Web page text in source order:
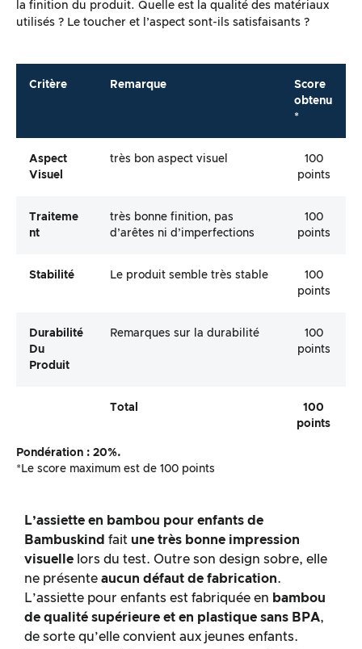
la finition du produit. Quelle est la qualité des matériaux
utilisés ? Le toucher et l’aspect sont-ils satisfaisants ?
Critère Remarque
Score
obtenu
*
Aspect
Visuel
très bon aspect visuel
100
points
Traiteme
Nt
très bonne finition, pas
d’arêtes ni d’imperfections
100
points
Stabilité Le produit semble très stable
100
points
Durabilité
Du
Produit
Remarques sur la durabilité
100
points
Total
100
points
Pondération : 20%.
*Le score maximum est de 100 points
L’assiette en bambou pour enfants de
Bambuskind fait une très bonne impression
visuelle lors du test. Outre son design sobre, elle
ne présente aucun défaut de fabrication.
L’assiette pour enfants est fabriquée en bambou
de qualité supérieure et en plastique sans BPA,
de sorte qu’elle convient aux jeunes enfants.